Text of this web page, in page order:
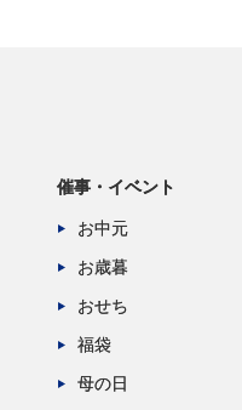
催事・イベント
お中元
お歳暮
おせち
福袋
母の日